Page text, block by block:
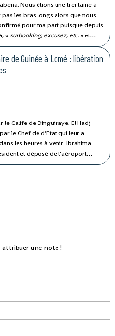
Nous étions une trentaine à
les bras longs alors que nous
pour ma part puisque depuis
«surbooking, excusez, etc. » et
s’adressant à des
des cols blancs embarquer à notre
de Guinée à Lomé : libération
Calife de Dinguiraye, El Hadj
le Chef de d’Etat qui leur a
les heures à venir. Ibrahima
et déposé de l’aéroport
de ses amis. il n’a plus été revu par
qui était infirmière à l’époque où
de Donka, cette démarche n’a
depuis plus de trois mois.
attribuer une note !